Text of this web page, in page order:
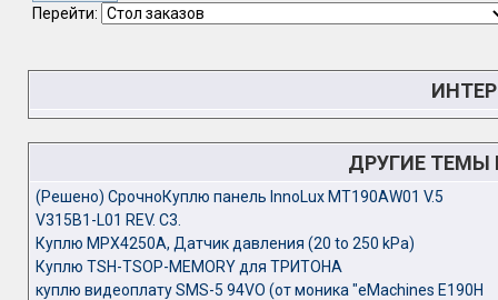
Перейти:
ДРУГИЕ ТЕМЫ
(Решено) СрочноКуплю панель InnoLux MT190AW01 V.5
V315B1-L01 REV. C3.
Куплю MPX4250A, Датчик давления (20 to 250 kPa)
Куплю TSH-TSOP-MEMORY для ТРИТОНА
куплю видеоплату SMS-5 94VO (от моника "eMachines E190H